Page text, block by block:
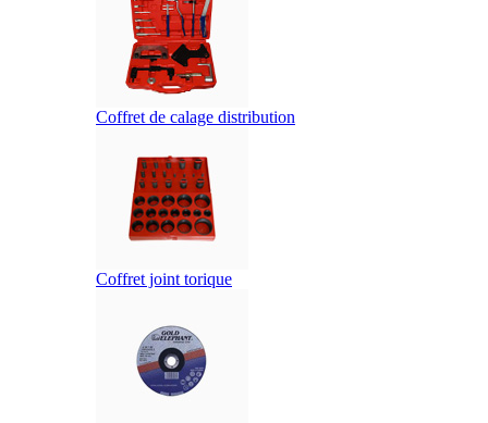
Coffret de calage distribution
Coffret joint torique